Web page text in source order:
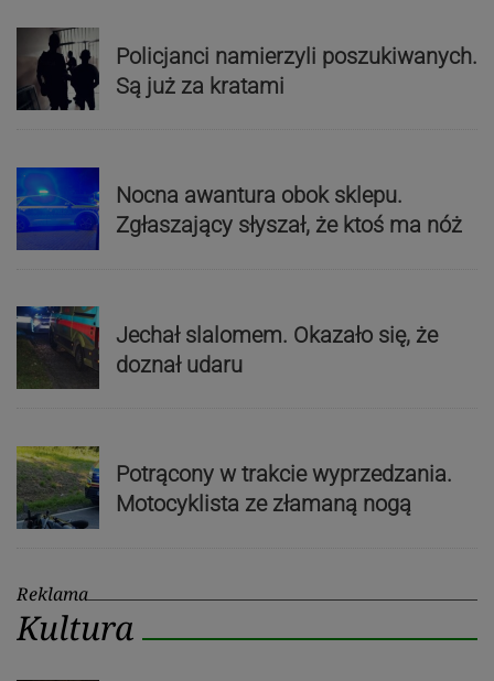
Policjanci namierzyli poszukiwanych.
Są już za kratami
Nocna awantura obok sklepu.
Zgłaszający słyszał, że ktoś ma nóż
Jechał slalomem. Okazało się, że
doznał udaru
Potrącony w trakcie wyprzedzania.
Motocyklista ze złamaną nogą
Reklama
Kultura